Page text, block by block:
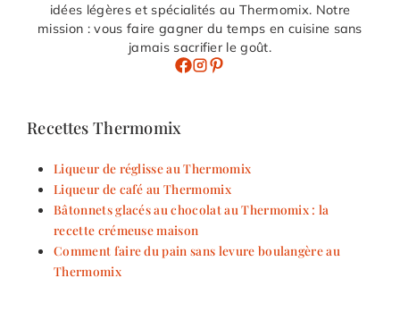
idées légères et spécialités au Thermomix. Notre
mission : vous faire gagner du temps en cuisine sans
jamais sacrifier le goût.
Recettes Thermomix
Liqueur de réglisse au Thermomix
Liqueur de café au Thermomix
Bâtonnets glacés au chocolat au Thermomix : la
recette crémeuse maison
Comment faire du pain sans levure boulangère au
Thermomix